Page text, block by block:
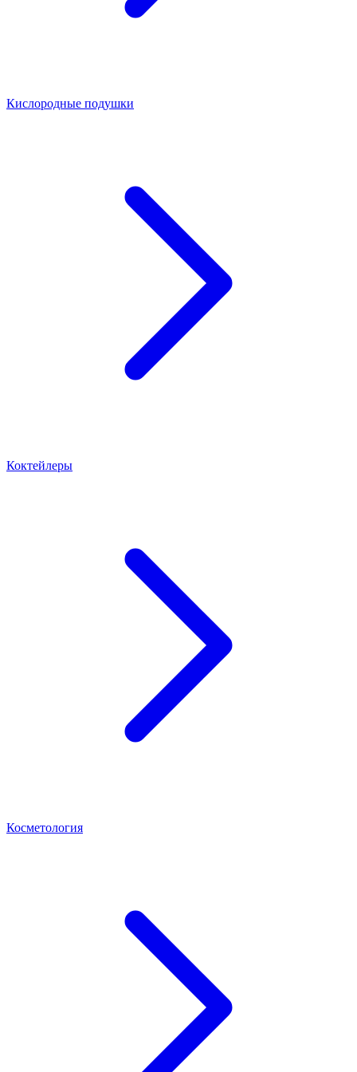
Кислородные подушки
Коктейлеры
Косметология